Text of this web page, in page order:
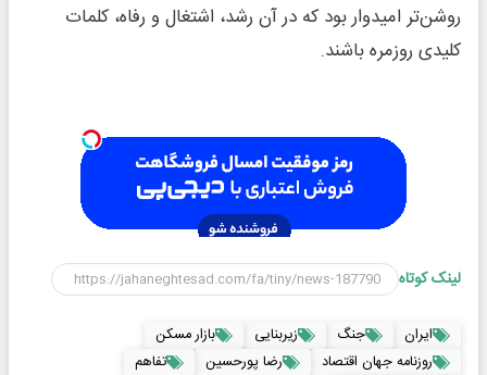
روشن‌تر امیدوار بود که در آن رشد، اشتغال و رفاه، کلمات
کلیدی روزمره باشند.
لینک کوتاه
ایران جنگ زیربنایی
بازار مسکن
روزنامه جهان اقتصاد
رضا پورحسین
تفاهم